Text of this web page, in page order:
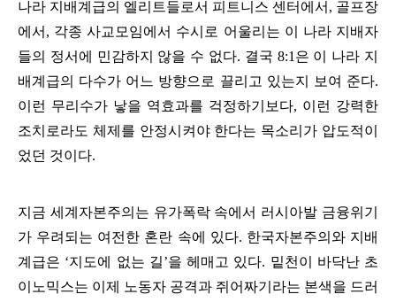
나라 지배계급의 엘리트들로서 피트니스 센터에서 , 골프장
에서 , 각종 사교모임에서 수시로 어울리는 이 나라 지배자
들의 정서에 민감하지 않을 수 없다. 결국 8:1 은 이 나라 지
배계급의 다수가 어느 방향으로 끌리고 있는지 보여 준다.
이런 무리수가 낳을 역효과를 걱정하기보다, 이런 강력한
조치로라도 체제를 안정시켜야 한다는 목소리가 압도적이
었던 것이다.
지금 세계자본주의는 유가폭락 속에서 러시아발 금융위기
가 우려되는 여전한 혼란 속에 있다. 한국자본주의와 지배
계급은 ‘지도에 없는 길’을 헤매고 있다. 밑천이 바닥난 초
이노믹스는 이제 노동자 공격과 쥐어짜기라는 본색을 드러